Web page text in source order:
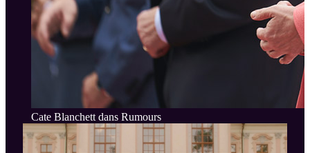
Cate Blanchett dans Rumours